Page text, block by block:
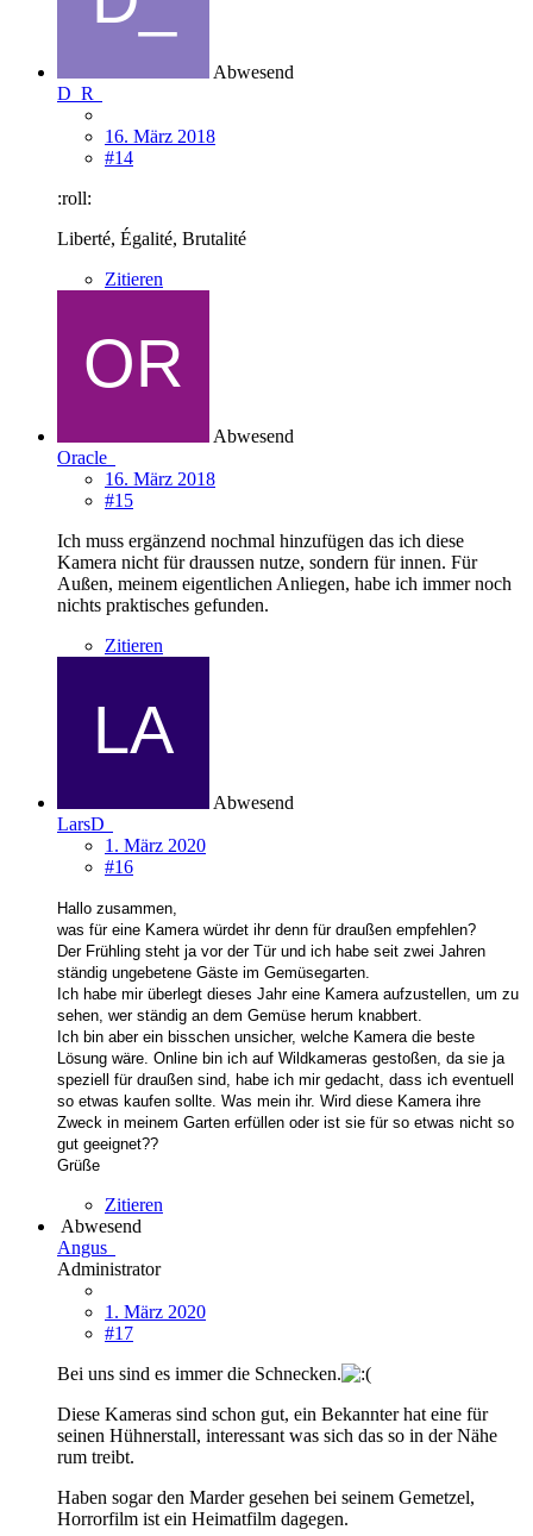
Abwesend
D_R
16. März 2018
#14
:roll:
Liberté, Égalité, Brutalité
Zitieren
Abwesend
Oracle
16. März 2018
#15
Ich muss ergänzend nochmal hinzufügen das ich diese
Kamera nicht für draussen nutze, sondern für innen. Für
Außen, meinem eigentlichen Anliegen, habe ich immer noch
nichts praktisches gefunden.
Zitieren
Abwesend
LarsD
1. März 2020
#16
Hallo zusammen,
was für eine Kamera würdet ihr denn für draußen empfehlen?
Der Frühling steht ja vor der Tür und ich habe seit zwei Jahren
ständig ungebetene Gäste im Gemüsegarten.
Ich habe mir überlegt dieses Jahr eine Kamera aufzustellen, um zu
sehen, wer ständig an dem Gemüse herum knabbert.
Ich bin aber ein bisschen unsicher, welche Kamera die beste
Lösung wäre. Online bin ich auf Wildkameras gestoßen, da sie ja
speziell für draußen sind, habe ich mir gedacht, dass ich eventuell
so etwas kaufen sollte. Was mein ihr. Wird diese Kamera ihre
Zweck in meinem Garten erfüllen oder ist sie für so etwas nicht so
gut geeignet??
Grüße
Zitieren
Abwesend
Angus
Administrator
1. März 2020
#17
Bei uns sind es immer die Schnecken.
Diese Kameras sind schon gut, ein Bekannter hat eine für
seinen Hühnerstall, interessant was sich das so in der Nähe
rum treibt.
Haben sogar den Marder gesehen bei seinem Gemetzel,
Horrorfilm ist ein Heimatfilm dagegen.